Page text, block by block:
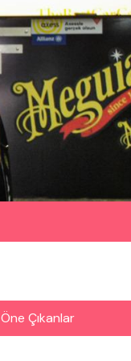
Öne Çıkanlar